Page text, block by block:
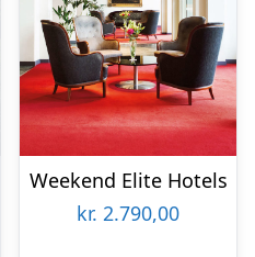
Weekend Elite Hotels
kr. 2.790,00